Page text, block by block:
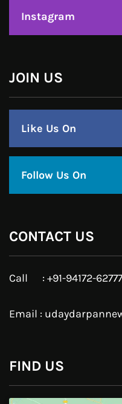
हमसे जुड़े !!
Facebook
Instagram